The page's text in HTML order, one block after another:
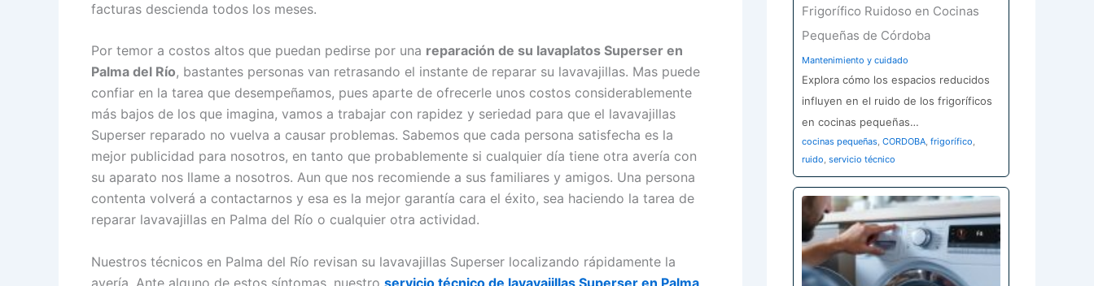
facturas descienda todos los meses.
Por temor a costos altos que puedan pedirse por una reparación de su lavaplatos Superser en
Palma del Río, bastantes personas van retrasando el instante de reparar su lavavajillas. Mas puede
confiar en la tarea que desempeñamos, pues aparte de ofrecerle unos costos considerablemente
más bajos de los que imagina, vamos a trabajar con rapidez y seriedad para que el lavavajillas
Superser reparado no vuelva a causar problemas. Sabemos que cada persona satisfecha es la
mejor publicidad para nosotros, en tanto que probablemente si cualquier día tiene otra avería con
su aparato nos llame a nosotros. Aun que nos recomiende a sus familiares y amigos. Una persona
contenta volverá a contactarnos y esa es la mejor garantía cara el éxito, sea haciendo la tarea de
reparar lavavajillas en Palma del Río o cualquier otra actividad.
Nuestros técnicos en Palma del Río revisan su lavavajillas Superser localizando rápidamente la
avería. Ante alguno de estos síntomas, nuestro servicio técnico de lavavajillas Superser en Palma
Frigorífico Ruidoso en Cocinas
Pequeñas de Córdoba
Mantenimiento y cuidado
Explora cómo los espacios reducidos
influyen en el ruido de los frigoríficos
en cocinas pequeñas…
cocinas pequeñas, CORDOBA, frigorífico,
ruido, servicio técnico